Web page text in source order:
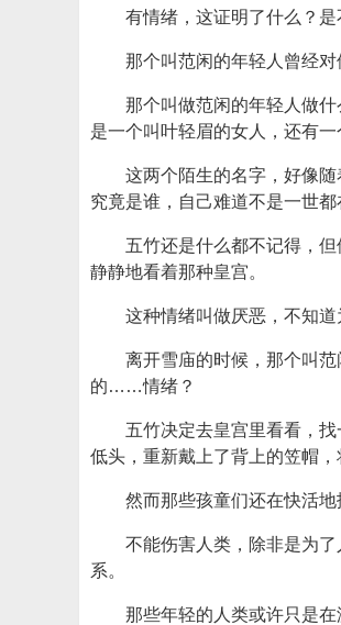
有情绪，这证明了什么？
那个叫范闲的年轻人曾经
那个叫做范闲的年轻人做
是一个叫叶轻眉的女人，还有
这两个陌生的名字，好像
究竟是谁，自己难道不是一世都
五竹还是什么都不记得，
静静地看着那种皇宫。
这种情绪叫做厌恶，不知
离开雪庙的时候，那个叫
的……情绪？
五竹决定去皇宫里看看，
低头，重新戴上了背上的笠帽
然而那些孩童们还在快活
不能伤害人类，除非是为
系。
那些年轻的人类或许只是